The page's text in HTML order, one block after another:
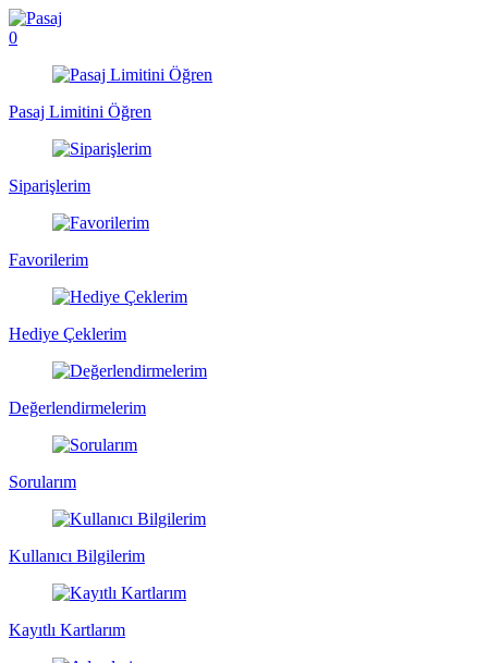
0
Pasaj Limitini Öğren
Siparişlerim
Favorilerim
Hediye Çeklerim
Değerlendirmelerim
Sorularım
Kullanıcı Bilgilerim
Kayıtlı Kartlarım